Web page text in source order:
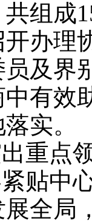
组成
办理
及界
有效
实。
出重点
贴中
全局